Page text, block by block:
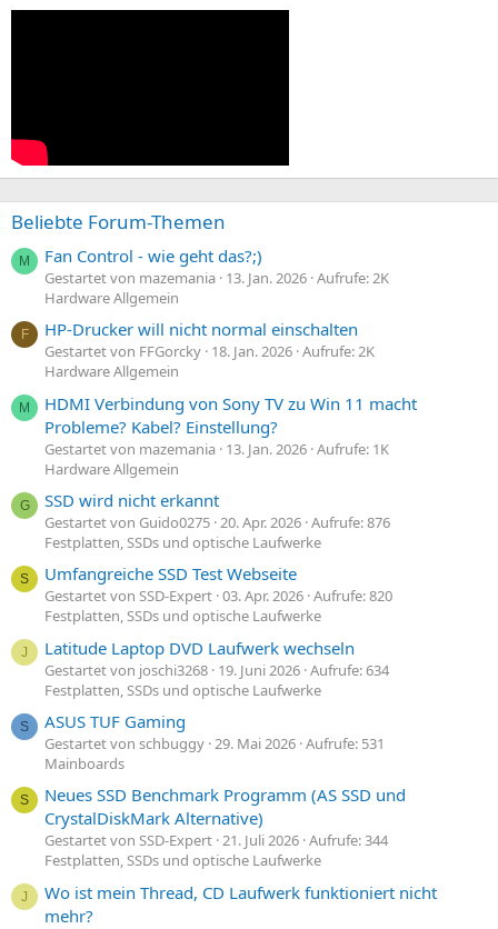
Beliebte Forum-Themen
M Fan Control - wie geht das?;)
Gestartet von mazemania 13. Jan. 2026 Aufrufe: 2K
Hardware Allgemein
F HP-Drucker will nicht normal einschalten
Gestartet von FFGorcky 18. Jan. 2026 Aufrufe: 2K
Hardware Allgemein
M
HDMI Verbindung von Sony TV zu Win 11 macht
Probleme? Kabel? Einstellung?
Gestartet von mazemania 13. Jan. 2026 Aufrufe: 1K
Hardware Allgemein
G SSD wird nicht erkannt
Gestartet von Guido0275 20. Apr. 2026 Aufrufe: 876
Festplatten, SSDs und optische Laufwerke
S Umfangreiche SSD Test Webseite
Gestartet von SSD-Expert 03. Apr. 2026 Aufrufe: 820
Festplatten, SSDs und optische Laufwerke
J Latitude Laptop DVD Laufwerk wechseln
Gestartet von joschi3268 19. Juni 2026 Aufrufe: 634
Festplatten, SSDs und optische Laufwerke
S ASUS TUF Gaming
Gestartet von schbuggy 29. Mai 2026 Aufrufe: 531
Mainboards
S
Neues SSD Benchmark Programm (AS SSD und
CrystalDiskMark Alternative)
Gestartet von SSD-Expert 21. Juli 2026 Aufrufe: 344
Festplatten, SSDs und optische Laufwerke
J
Wo ist mein Thread, CD Laufwerk funktioniert nicht
mehr?